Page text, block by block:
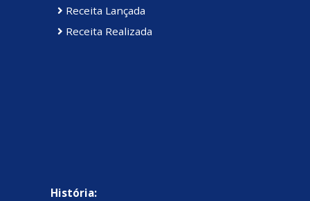
Receita Lançada
Receita Realizada
História: